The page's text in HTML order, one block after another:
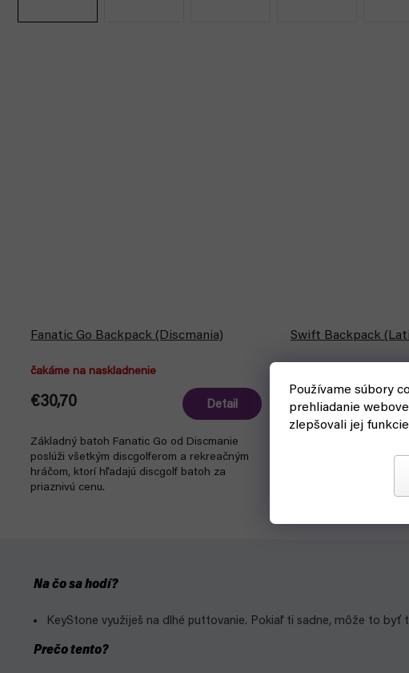
Používame súbory
prehliadanie
zlepšovali jej
Fanatic Go Backpack (Discmania)
čakáme na naskladnenie
€30,70 Detail
Základný batoh Fanatic Go od Discmanie
poslúži všetkým discgolferom a rekreačným
hráčom, ktorí hľadajú discgolf batoh za
priaznivú cenu.
Swift Backpack
€41,90
kompaktný batoh pre
Na čo sa hodí?
KeyStone využiješ na dlhé puttovanie. Pokiaľ ti sadne, môže to byť
Prečo tento?